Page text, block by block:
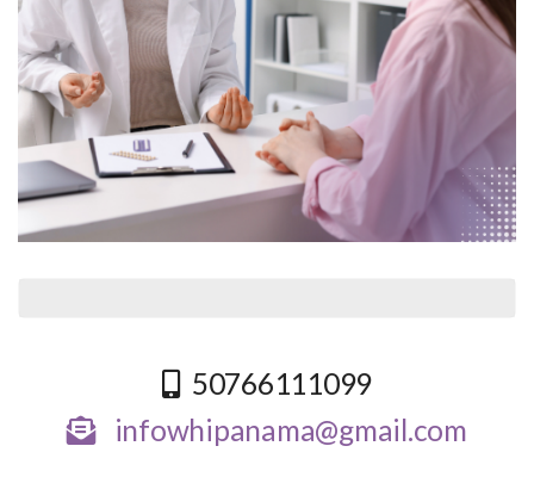
50766111099
infowhipanama@gmail.com